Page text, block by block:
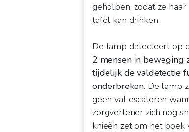
geholpen, zodat ze haar
tafel kan drinken.
De lamp detecteert op
2 mensen in beweging
tijdelijk de valdetectie
onderbreken. De lamp
geen val escaleren
zorgverlener zich nog
knieën zet om het boek